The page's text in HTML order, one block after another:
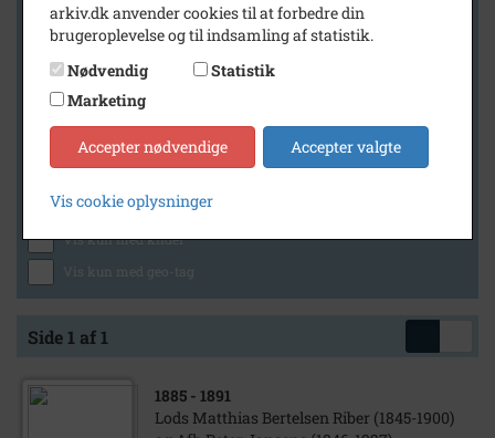
Geografi
Generelt
Vis kun med billeder
Vis kun med lydklip
Vis kun med kilder
Vis kun med geo-tag
Side 1 af 1
1885 - 1891
Lods Matthias Bertelsen Riber (1845-1900)
arkiv.dk anvender cookies til at forbedre din
brugeroplevelse og til indsamling af statistik.
Nødvendig
Statistik
Marketing
Accepter nødvendige Accepter valgte
Vis cookie oplysninger